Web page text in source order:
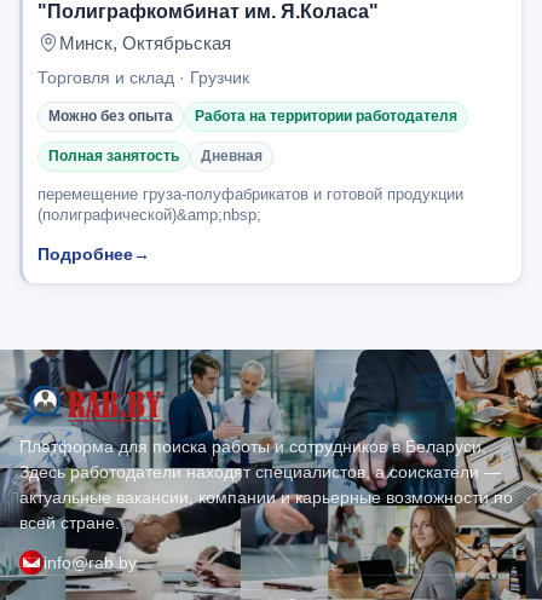
"Полиграфкомбинат им. Я.Коласа"
Минск, Октябрьская
Торговля и склад · Грузчик
Можно без опыта Работа на территории работодателя
Полная занятость Дневная
перемещение груза-полуфабрикатов и готовой продукции
(полиграфической)&amp;nbsp;
Подробнее→
Платформа для поиска работы и сотрудников в Беларуси.
Здесь работодатели находят специалистов, а соискатели —
актуальные вакансии, компании и карьерные возможности по
всей стране.
info@rab.by